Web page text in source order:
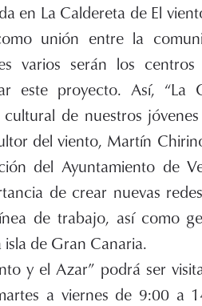
en La Caldereta de El
unión entre la
varios serán los
este proyecto. Así, “La
de nuestros
del viento, Martín
del Ayuntamiento de
de crear nuevas
de trabajo, así como
de Gran Canaria.
y el Azar” podrá ser
a viernes de 9:00 a